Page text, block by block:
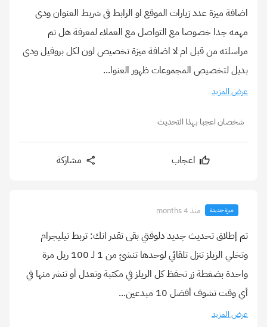
اضافة ميزة عدد زيارات الموقع او الرابط فى شربط العنوان ودى
مهمه جدا خصوصا مع التواصل مع العملاء لمعرفة هل تم
مراسلته من قبل ام لا اضافة ميزة تخصيص لون لكل بروفيل ودى
بديل لتخصيص المجموعات ظهور العنوا...
عرض المزيد
شخصان اعجبا بهذا التحديث
اعجاب مشاركة
ميزة جديدة منذ 4 months
تم إطلاق تحديث جديد دلوقتي بقى تقدر انك: تربط تيليجرام
وتخلي الريلز تنزل تلقائي لوحدها تنشئ من 1 لـ 100 ريل مرة
واحدة بضغطة زر تحفظ كل الريلز في مكتبة وتعدل أو تنشر منها في
أي وقت تشوف أفضل 10 مبدعين...
عرض المزيد